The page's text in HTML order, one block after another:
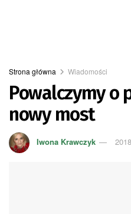
Strona główna Wiadomości
Powalczymy o
nowy most
Iwona Krawczyk